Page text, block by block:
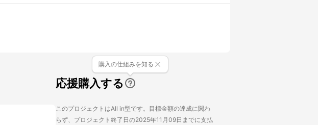
応援購入する
購入の仕組みを知る
このプロジェクトはAll in型です。目標金額の達成に関わ
らず、プロジェクト終了日の2025年11月09日までに支払